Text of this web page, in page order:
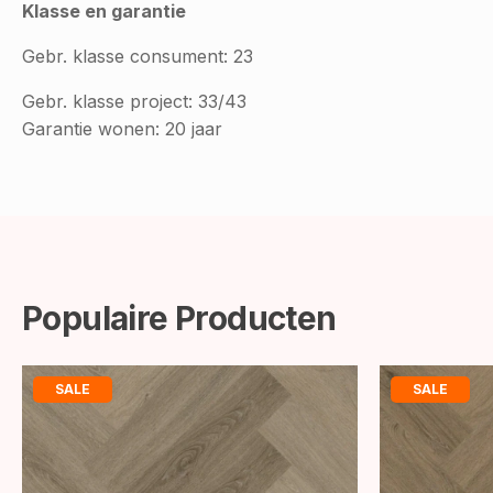
Klasse en garantie
Gebr. klasse consument: 23
Gebr. klasse project: 33/43
Garantie wonen: 20 jaar
Populaire Producten
SALE SALE